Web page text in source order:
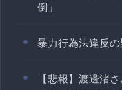
倒」
暴力行為法違反
【悲報】渡邊渚